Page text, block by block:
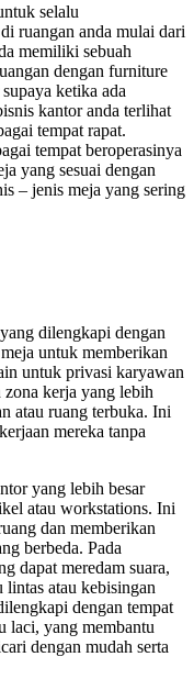
selalu
ruangan anda mulai dari
memiliki sebuah
dengan furniture
ketika ada
kantor anda terlihat
tempat rapat.
tempat beroperasinya
yang sesuai dengan
– jenis meja yang sering
dilengkapi dengan
untuk memberikan
untuk privasi karyawan
zona kerja yang lebih
atau ruang terbuka. Ini
mereka tanpa
yang lebih besar
atau workstations. Ini
dan memberikan
berbeda. Pada
dapat meredam suara,
atau kebisingan
dengan tempat
laci, yang membantu
dengan mudah serta